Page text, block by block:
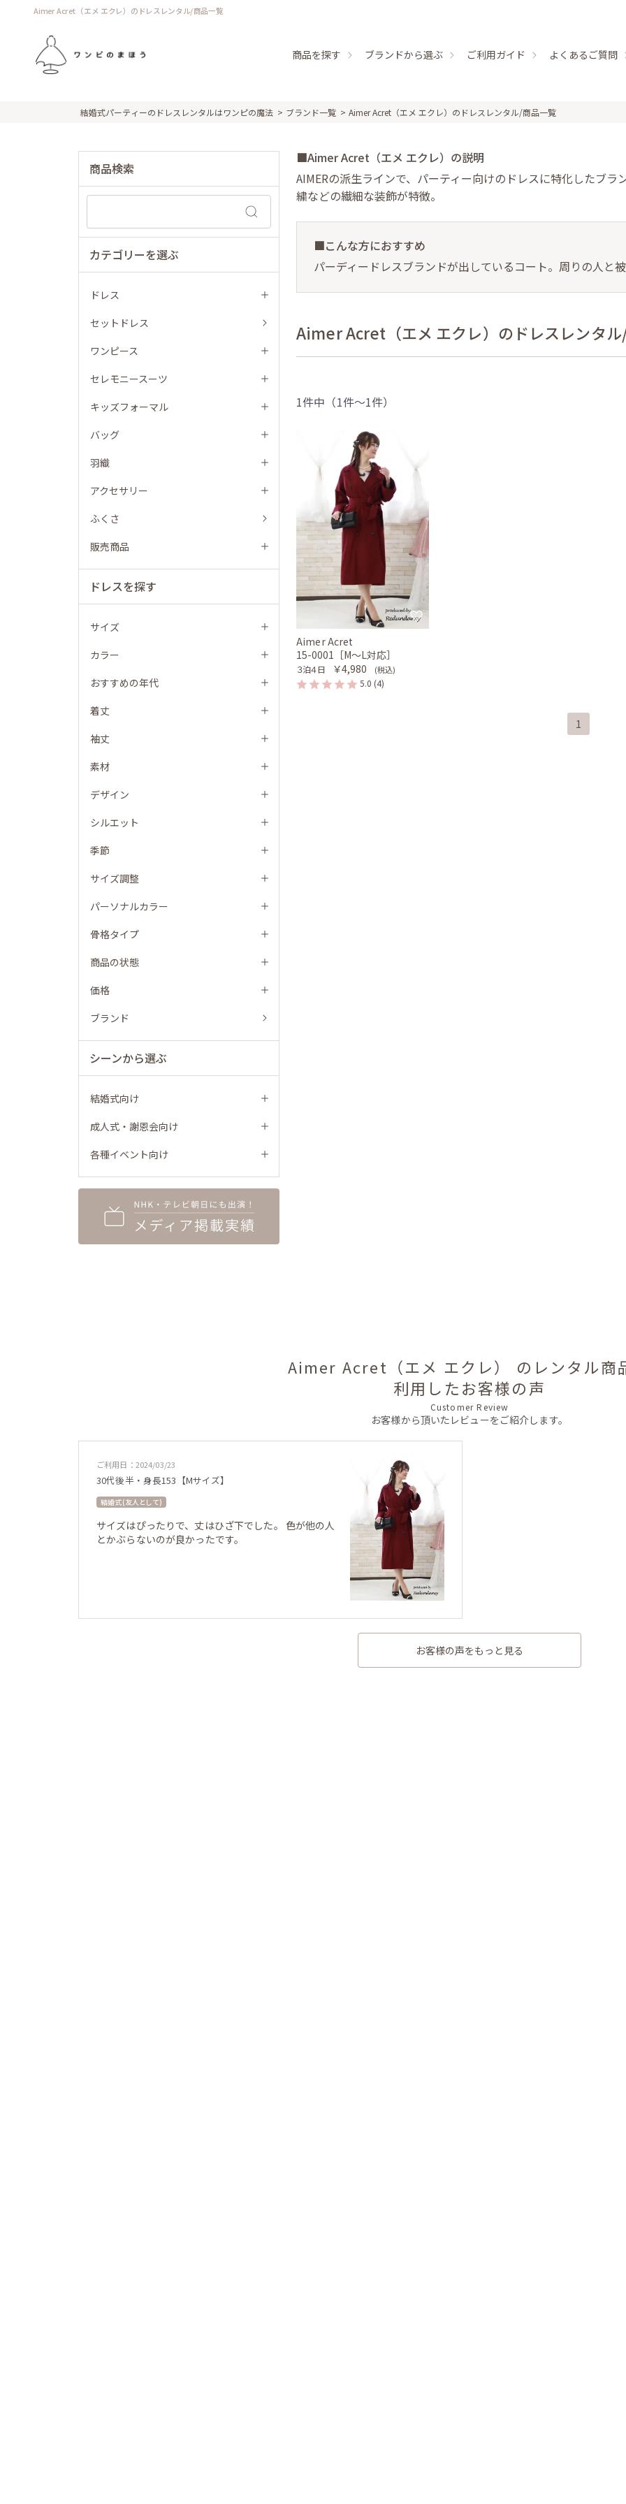
Aimer Acret（エメ エクレ）のドレスレンタル/商品一覧
商品を探す ブランドから選ぶ ご利用ガイド よくあるご質問
結婚式パーティーのドレスレンタルはワンピの魔法 ブランド一覧 Aimer Acret（エメ エクレ）のドレスレンタル/商品一覧
商品検索
カテゴリーを選ぶ
ドレス
セットドレス
ワンピース
セレモニースーツ
キッズフォーマル
バッグ
羽織
アクセサリー
ふくさ
販売商品
ドレスを探す
サイズ
カラー
おすすめの年代
着丈
袖丈
素材
デザイン
シルエット
季節
サイズ調整
パーソナルカラー
骨格タイプ
商品の状態
価格
ブランド
シーンから選ぶ
結婚式向け
成人式・謝恩会向け
各種イベント向け
■Aimer Acret（エメ エクレ）の説明
AIMERの派生ラインで、パーティー向けのドレスに特化したブ
繍などの繊細な装飾が特徴。
■こんな方におすすめ
パーディードレスブランドが出しているコート。周りの人と
Aimer Acret（エメ エクレ）のドレスレンタ
1件中（1件〜1件）
Aimer Acret
15-0001［M〜L対応］
３泊４日 ￥4,980 (税込)
5.0 (4)
1
Aimer Acret（エメ エクレ） のレンタル商
利用したお客様の声
Customer Review
お客様から頂いたレビューをご紹介します。
ご利用日：2024/03/23
30代後半・身長153【Mサイズ】
結婚式 (友人として)
サイズはぴったりで、丈はひざ下でした。 色が他の人
とかぶらないのが良かったです。
お客様の声をもっと見る